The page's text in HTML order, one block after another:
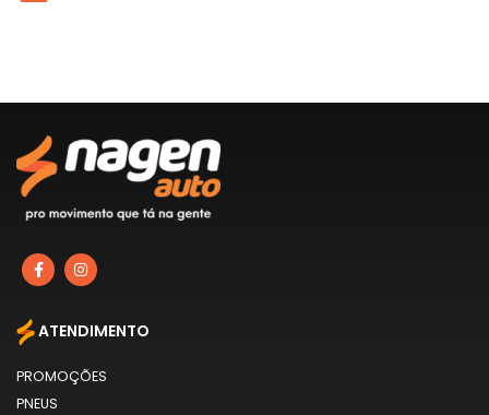
ATENDIMENTO
PROMOÇÕES
PNEUS